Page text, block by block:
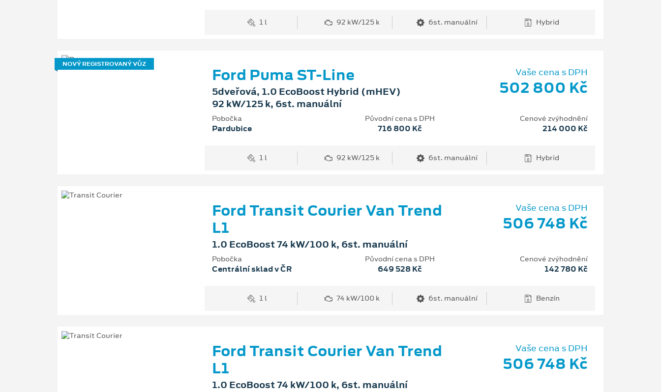
1 l 92 kW/125 k 6st. manuální Hybrid
NOVÝ REGISTROVANÝ VŮZ
Ford Puma ST-Line
5dveřová, 1.0 EcoBoost Hybrid (mHEV)
92 kW/125 k, 6st. manuální
Vaše cena s DPH
502 800 Kč
Pobočka
Pardubice
Původní cena s DPH
716 800 Kč
Cenové zvýhodnění
214 000 Kč
1 l 92 kW/125 k 6st. manuální Hybrid
Ford Transit Courier Van Trend
L1
1.0 EcoBoost 74 kW/100 k, 6st. manuální
Vaše cena s DPH
506 748 Kč
Pobočka
Centrální sklad v ČR
Původní cena s DPH
649 528 Kč
Cenové zvýhodnění
142 780 Kč
1 l 74 kW/100 k 6st. manuální Benzín
Ford Transit Courier Van Trend
L1
1.0 EcoBoost 74 kW/100 k, 6st. manuální
Vaše cena s DPH
506 748 Kč